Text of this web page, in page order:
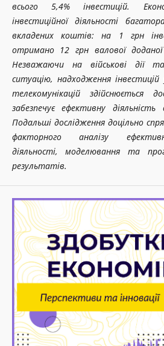
всього 5,4% інвестицій.
інвестиційної діяльності
вкладених коштів: на 1 грн
отримано 12 грн валової
Незважаючи на військові дії
ситуацію, надходження
телекомунікацій здійснюється
забезпечує ефективну діяльність
Подальші дослідження доцільно
факторного аналізу
діяльності, моделювання та
результатів.